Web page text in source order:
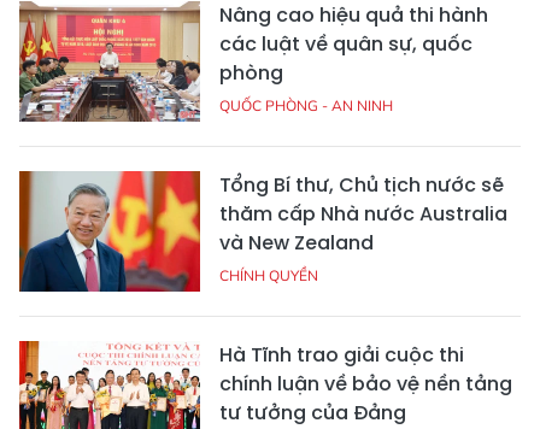
Nâng cao hiệu quả thi hành
các luật về quân sự, quốc
phòng
QUỐC PHÒNG - AN NINH
Tổng Bí thư, Chủ tịch nước sẽ
thăm cấp Nhà nước Australia
và New Zealand
CHÍNH QUYỀN
Hà Tĩnh trao giải cuộc thi
chính luận về bảo vệ nền tảng
tư tưởng của Đảng